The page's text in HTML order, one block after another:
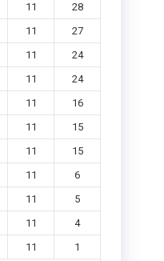
11
28
11
27
11
24
11
24
11
16
11
15
11
15
11
6
11
5
11
4
11 1